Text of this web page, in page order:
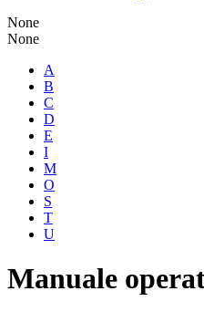
None
None
A
B
C
D
E
I
M
O
S
T
U
Manuale